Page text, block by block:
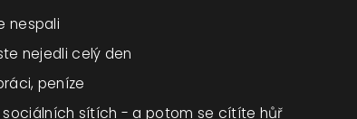
nespali
nejedli celý den
peníze
sítích - a potom se cítíte hůř